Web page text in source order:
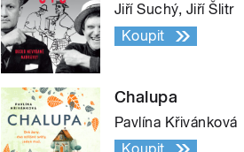
Jiří Suchý, Jiří Šlitr
Koupit
Chalupa
Pavlína Křivánková